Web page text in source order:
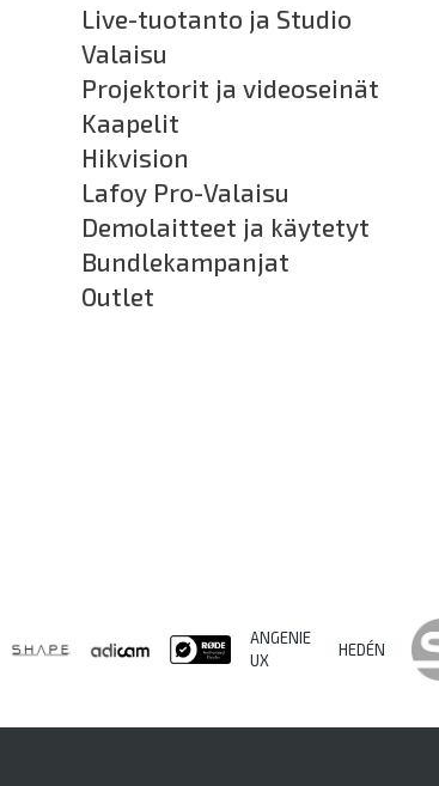
Live-tuotanto ja Studio
Valaisu
Projektorit ja videoseinät
Kaapelit
Hikvision
Lafoy Pro-Valaisu
Demolaitteet ja käytetyt
Bundlekampanjat
Outlet
ANGENIE
UX
HEDÉN